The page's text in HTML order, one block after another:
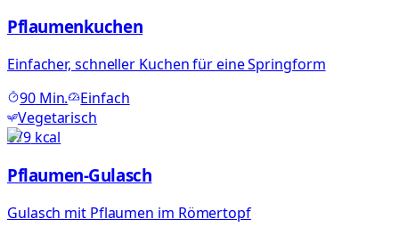
Pflaumenkuchen
Einfacher, schneller Kuchen für eine Springform
90Min.
Einfach
Vegetarisch
679kcal
Pflaumen-Gulasch
Gulasch mit Pflaumen im Römertopf